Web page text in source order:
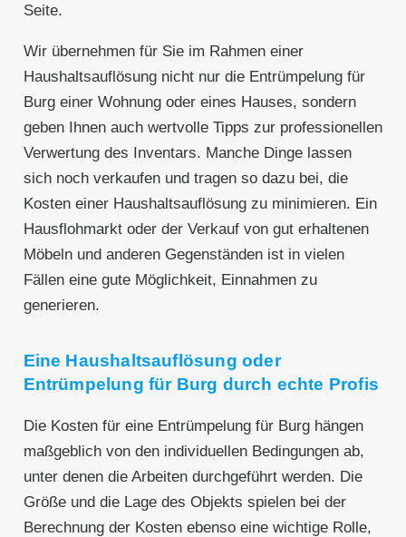
Seite.
Wir übernehmen für Sie im Rahmen einer
Haushaltsauflösung nicht nur die Entrümpelung für
Burg einer Wohnung oder eines Hauses, sondern
geben Ihnen auch wertvolle Tipps zur professionellen
Verwertung des Inventars. Manche Dinge lassen
sich noch verkaufen und tragen so dazu bei, die
Kosten einer Haushaltsauflösung zu minimieren. Ein
Hausflohmarkt oder der Verkauf von gut erhaltenen
Möbeln und anderen Gegenständen ist in vielen
Fällen eine gute Möglichkeit, Einnahmen zu
generieren.
Eine Haushaltsauflösung oder
Entrümpelung für Burg durch echte Profis
Die Kosten für eine Entrümpelung für Burg hängen
maßgeblich von den individuellen Bedingungen ab,
unter denen die Arbeiten durchgeführt werden. Die
Größe und die Lage des Objekts spielen bei der
Berechnung der Kosten ebenso eine wichtige Rolle,